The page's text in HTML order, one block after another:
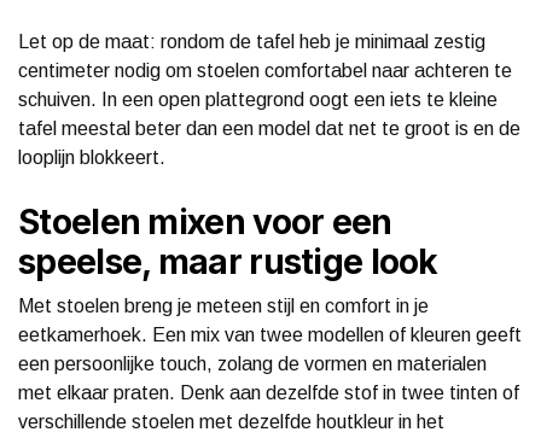
Let op de maat: rondom de tafel heb je minimaal zestig
centimeter nodig om stoelen comfortabel naar achteren te
schuiven. In een open plattegrond oogt een iets te kleine
tafel meestal beter dan een model dat net te groot is en de
looplijn blokkeert.
Stoelen mixen voor een
speelse, maar rustige look
Met stoelen breng je meteen stijl en comfort in je
eetkamerhoek. Een mix van twee modellen of kleuren geeft
een persoonlijke touch, zolang de vormen en materialen
met elkaar praten. Denk aan dezelfde stof in twee tinten of
verschillende stoelen met dezelfde houtkleur in het